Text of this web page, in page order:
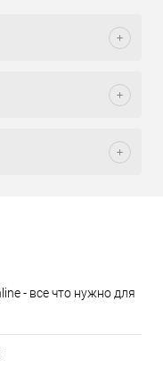
- все что нужно для